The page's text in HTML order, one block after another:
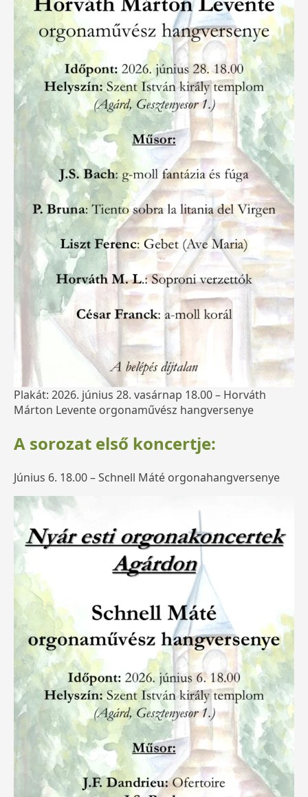
Plakát: 2026. június 28. vasárnap 18.00 – Horváth
Márton Levente orgonaművész hangversenye
A sorozat első koncertje:
Június 6. 18.00 – Schnell Máté orgonahangversenye